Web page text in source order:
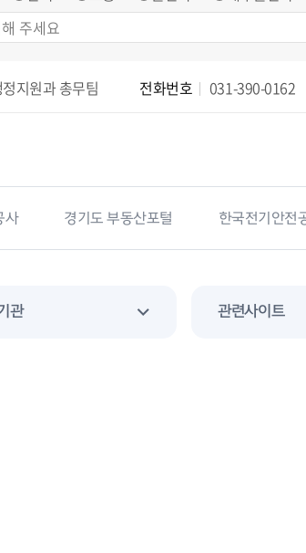
지원과 총무팀 전화번호 031-390-0162
털 한국전기안전공사 제품안전정보
관 관련사이트